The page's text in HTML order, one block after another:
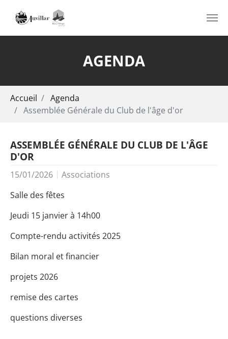
AGENDA
Accueil
Agenda
Assemblée Générale du Club de l'âge d'or
ASSEMBLÉE GÉNÉRALE DU CLUB DE L'ÂGE
D'OR
15/01/2026
Associations
Salle des fêtes
Jeudi 15 janvier à 14h00
Compte-rendu activités 2025
Bilan moral et financier
projets 2026
remise des cartes
questions diverses